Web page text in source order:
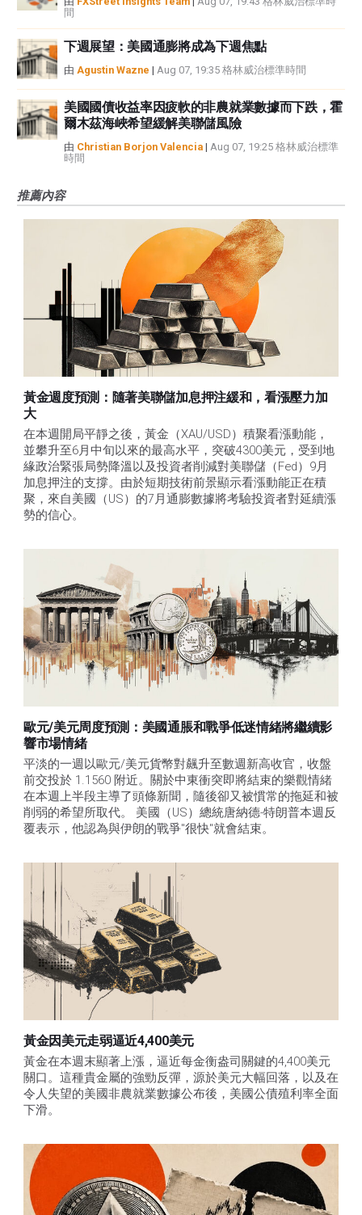
間
下週展望：美國通膨將成為下週焦點
由 Agustin Wazne | Aug 07, 19:35 格林威治標準時間
美國國債收益率因疲軟的非農就業數據而下跌，霍
爾木茲海峽希望緩解美聯儲風險
由 Christian Borjon Valencia | Aug 07, 19:25 格林威治標準
時間
推薦內容
黃金週度預測：隨著美聯儲加息押注緩和，看漲壓力加
大
在本週開局平靜之後，黃金（XAU/USD）積聚看漲動能，
並攀升至6月中旬以來的最高水平，突破4300美元，受到地
緣政治緊張局勢降溫以及投資者削減對美聯儲（Fed）9月
加息押注的支撐。由於短期技術前景顯示看漲動能正在積
聚，來自美國（US）的7月通膨數據將考驗投資者對延續漲
勢的信心。
歐元/美元周度預測：美國通脹和戰爭低迷情緒將繼續影
響市場情緒
平淡的一週以歐元/美元貨幣對飆升至數週新高收官，收盤
前交投於 1.1560 附近。關於中東衝突即將結束的樂觀情緒
在本週上半段主導了頭條新聞，隨後卻又被慣常的拖延和被
削弱的希望所取代。 美國（US）總統唐納德-特朗普本週反
覆表示，他認為與伊朗的戰爭"很快"就會結束。
黃金因美元走弱逼近4,400美元
黃金在本週末顯著上漲，逼近每金衡盎司關鍵的4,400美元
關口。這種貴金屬的強勁反彈，源於美元大幅回落，以及在
令人失望的美國非農就業數據公布後，美國公債殖利率全面
下滑。